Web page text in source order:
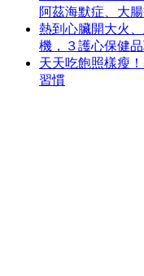
阿茲海默症、大
熱到心臟開大火
機，３護心保健
天天吃飽照樣瘦
習慣